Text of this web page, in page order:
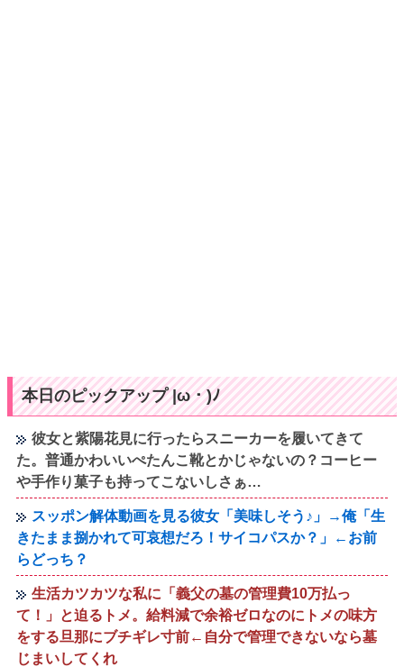
本日のピックアップ |ω・)ﾉ
彼女と紫陽花見に行ったらスニーカーを履いてきて
た。普通かわいいぺたんこ靴とかじゃないの？コーヒー
や手作り菓子も持ってこないしさぁ…
スッポン解体動画を見る彼女「美味しそう♪」→俺「生
きたまま捌かれて可哀想だろ！サイコパスか？」←お前
らどっち？
生活カツカツな私に「義父の墓の管理費10万払っ
て！」と迫るトメ。給料減で余裕ゼロなのにトメの味方
をする旦那にブチギレ寸前←自分で管理できないなら墓
じまいしてくれ